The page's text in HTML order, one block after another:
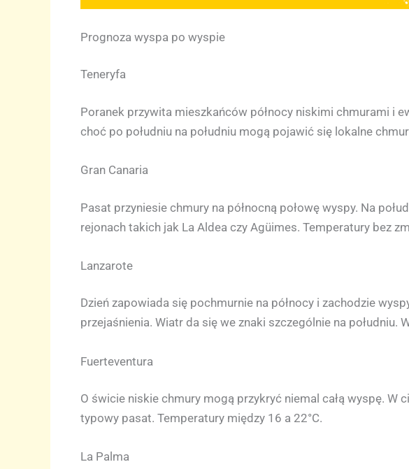
Prognoza wyspa po wyspie
Teneryfa
Poranek przywita mieszkańców północy niskimi chmurami i
choć po południu na południu mogą pojawić się lokalne
Gran Canaria
Pasat przyniesie chmury na północną połowę wyspy. Na
rejonach takich jak La Aldea czy Agüimes. Temperatury bez
Lanzarote
Dzień zapowiada się pochmurnie na północy i zachodzie
przejaśnienia. Wiatr da się we znaki szczególnie na południu.
Fuerteventura
O świcie niskie chmury mogą przykryć niemal całą wyspę.
typowy pasat. Temperatury między 16 a 22°C.
La Palma